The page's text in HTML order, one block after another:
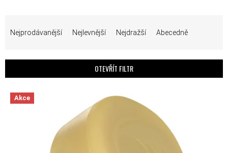
Nejprodávanější Nejlevnější Nejdražší Abecedně
OTEVŘÍT FILTR
VÝPIS PRODUKTŮ
Akce